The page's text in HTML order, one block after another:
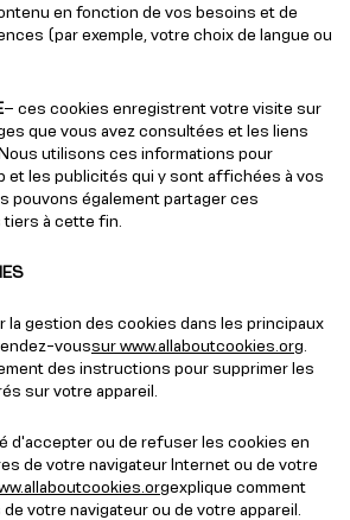
en fonction de vos besoins et de
(par exemple, votre choix de langue ou
– ces cookies enregistrent votre visite sur
que vous avez consultées et les liens
utilisons ces informations pour
et les publicités qui y sont affichées à vos
pouvons également partager ces
à cette fin.
la gestion des cookies dans les principaux
voussur www.allaboutcookies.org
des instructions pour supprimer les
sur votre appareil.
d'accepter ou de refuser les cookies en
de votre navigateur Internet ou de votre
explique comment
votre navigateur ou de votre appareil.